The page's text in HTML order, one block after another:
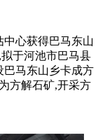
中心获得巴马东山
于河池市巴马县
巴马东山乡卡成方
方解石矿,开采方